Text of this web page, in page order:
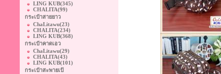
LING KUB(345)
CHALITA(99)
กระเป๋าสายยาว
ChaLitawu(23)
CHALITA(234)
LING KUB(368)
กระเป๋าคาดเอว
ChaLitawu(29)
CHALITA(43)
LING KUB(101)
กระเป๋าสะพายเป้